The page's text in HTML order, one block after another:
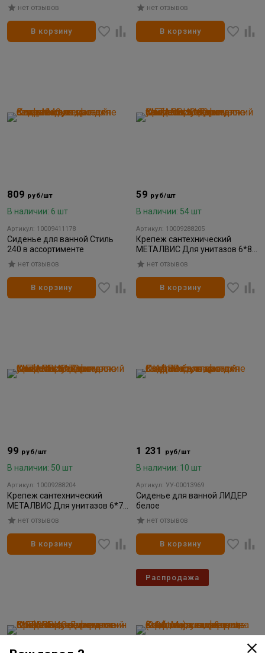
шпильки 90 мм
нет отзывов
В корзину
нет отзывов
В корзину
809 руб/шт
В наличии: 6 шт
Артикул: 10009411178
Сиденье для ванной Стиль
240 в ассортименте
нет отзывов
В корзину
59 руб/шт
В наличии: 54 шт
Артикул: 10009288205
Крепеж сантехнический
МЕТАЛВИС Для унитазов 6*80
мм нет отзывов
В корзину
99 руб/шт
В наличии: 50 шт
Артикул: 10009288204
Крепеж сантехнический
МЕТАЛВИС Для унитазов 6*70
мм нет отзывов
В корзину
1 231 руб/шт
В наличии: 10 шт
Артикул: УУ-00013969
Сиденье для ванной ЛИДЕР
белое
нет отзывов
В корзину
Распродажа